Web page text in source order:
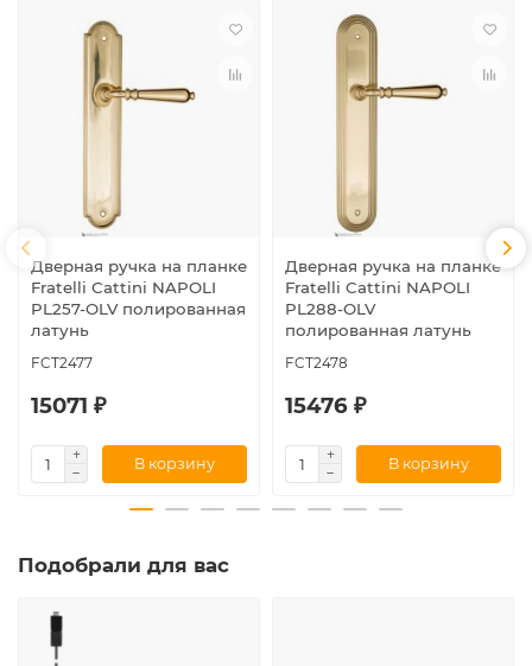
Дверная ручка на планке
Fratelli Cattini NAPOLI
PL257-OLV полированная
латунь
FCT2477
15071 ₽
В корзину
Дверная ручка на планке
Fratelli Cattini NAPOLI
PL288-OLV
полированная латунь
FCT2478
15476 ₽
В корзину
Подобрали для вас